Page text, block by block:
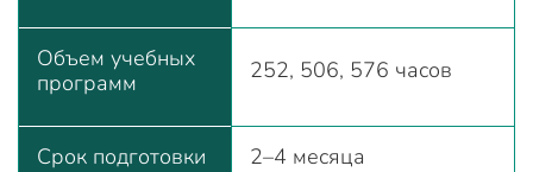
Объем учебных
программ
252, 506, 576 часов
Срок подготовки 2–4 месяца